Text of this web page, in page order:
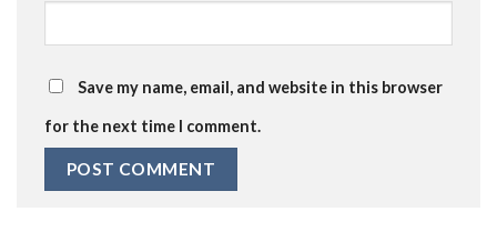
Save my name, email, and website in this browser
for the next time I comment.